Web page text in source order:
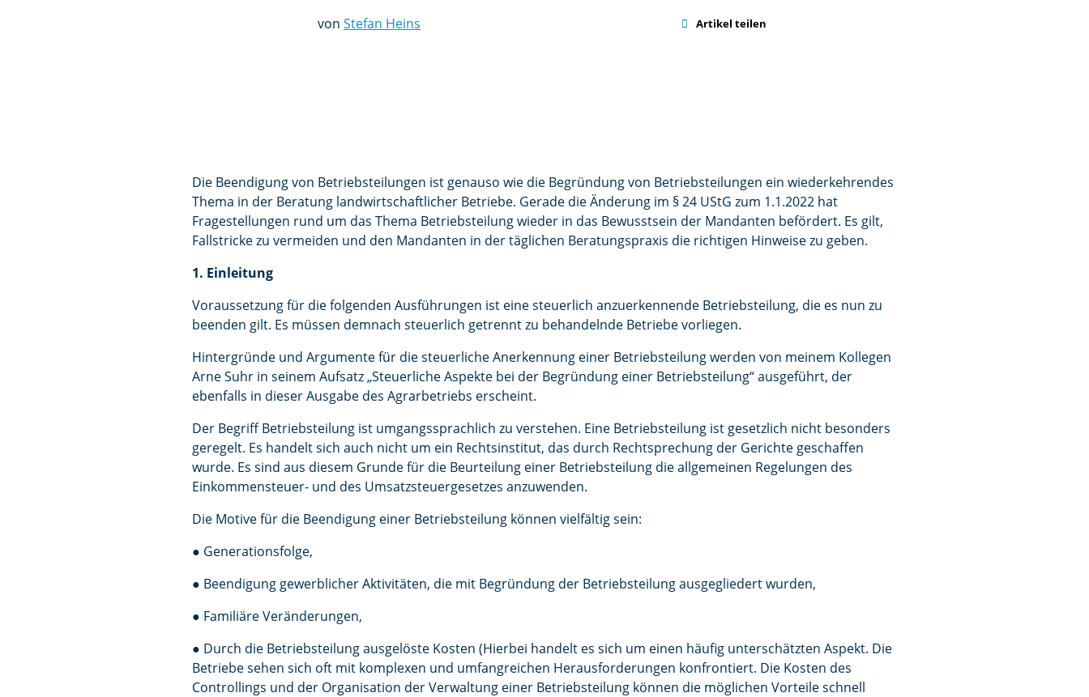
von Stefan Heins  Artikel teilen
Die Beendigung von Betriebsteilungen ist genauso wie die Begründung von Betriebsteilungen ein wiederkehrendes
Thema in der Beratung landwirtschaftlicher Betriebe. Gerade die Änderung im § 24 UStG zum 1.1.2022 hat
Fragestellungen rund um das Thema Betriebsteilung wieder in das Bewusstsein der Mandanten befördert. Es gilt,
Fallstricke zu vermeiden und den Mandanten in der täglichen Beratungspraxis die richtigen Hinweise zu geben.
1. Einleitung
Voraussetzung für die folgenden Ausführungen ist eine steuerlich anzuerkennende Betriebsteilung, die es nun zu
beenden gilt. Es müssen demnach steuerlich getrennt zu behandelnde Betriebe vorliegen.
Hintergründe und Argumente für die steuerliche Anerkennung einer Betriebsteilung werden von meinem Kollegen
Arne Suhr in seinem Aufsatz „Steuerliche Aspekte bei der Begründung einer Betriebsteilung“ ausgeführt, der
ebenfalls in dieser Ausgabe des Agrarbetriebs erscheint.
Der Begriff Betriebsteilung ist umgangssprachlich zu verstehen. Eine Betriebsteilung ist gesetzlich nicht besonders
geregelt. Es handelt sich auch nicht um ein Rechtsinstitut, das durch Rechtsprechung der Gerichte geschaffen
wurde. Es sind aus diesem Grunde für die Beurteilung einer Betriebsteilung die allgemeinen Regelungen des
Einkommensteuer- und des Umsatzsteuergesetzes anzuwenden.
Die Motive für die Beendigung einer Betriebsteilung können vielfältig sein:
● Generationsfolge,
● Beendigung gewerblicher Aktivitäten, die mit Begründung der Betriebsteilung ausgegliedert wurden,
● Familiäre Veränderungen,
● Durch die Betriebsteilung ausgelöste Kosten (Hierbei handelt es sich um einen häufig unterschätzten Aspekt. Die
Betriebe sehen sich oft mit komplexen und umfangreichen Herausforderungen konfrontiert. Die Kosten des
Controllings und der Organisation der Verwaltung einer Betriebsteilung können die möglichen Vorteile schnell